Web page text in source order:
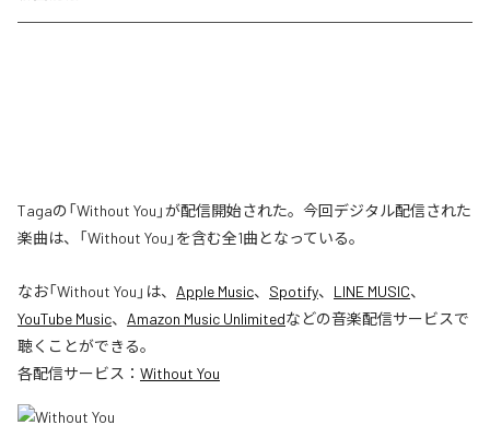
Tagaの「Without You」が配信開始された。今回デジタル配信された
楽曲は、「Without You」を含む全1曲となっている。
なお「Without You 」は、 Apple Music、 Spotify、 LINE MUSIC、
YouTube Music、 Amazon Music Unlimitedなどの音楽配信サービスで
聴くことができる。
各配信サービス： Without You